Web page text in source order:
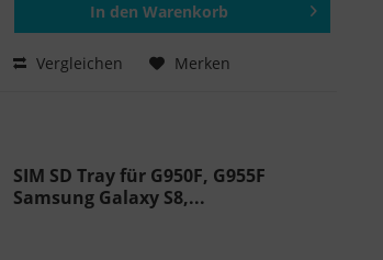
In den Warenkorb
Hinzugefügt
Vergleichen Merken
SIM SD Tray für G950F, G955F
Samsung Galaxy S8,...